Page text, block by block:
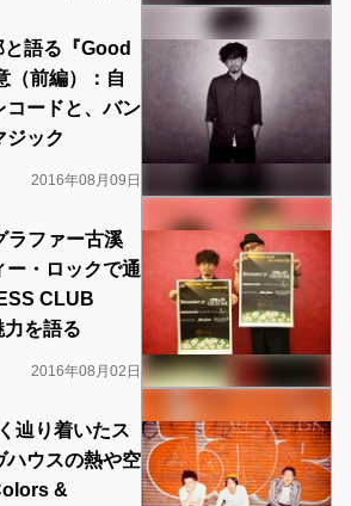
語る『Good
（前編）：自
コードと、バン
ジック
2016年08月09日
ラファー古溪
ー・ロックで通
CLUB
を語る
2016年08月02日
辿り着いたス
ウスの熱や空
&